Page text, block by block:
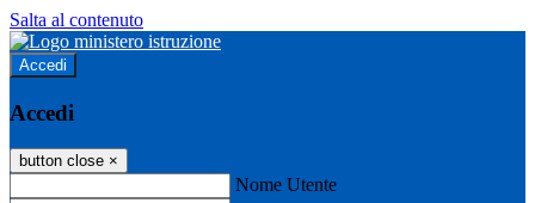
Salta al contenuto
Accedi
Accedi
button close ×
Nome Utente